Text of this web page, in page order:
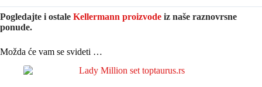
Pogledajte i ostale Kellermann proizvode iz naše raznovrsne
ponude.
Možda će vam se svideti …